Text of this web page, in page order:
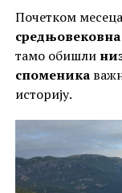
Почетком
средњовековна
тамо обишли
споменика
историју.